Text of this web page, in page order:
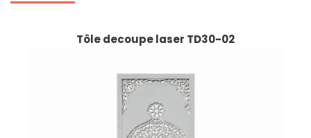
Tôle decoupe laser TD30-02